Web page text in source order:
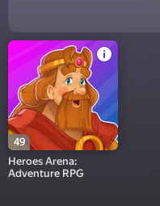
49
Heroes Arena:
Adventure RPG